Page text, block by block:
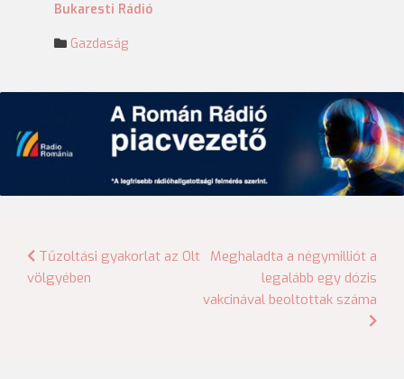
Bukaresti Rádió
Gazdaság
Bejegyzés
navigáció
Tűzoltási gyakorlat az Olt
völgyében
Meghaladta a négymilliót a
legalább egy dózis
vakcinával beoltottak száma